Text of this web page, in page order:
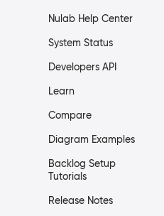
Nulab Help Center
System Status
Developers API
Learn
Compare
Diagram Examples
Backlog Setup
Tutorials
Release Notes